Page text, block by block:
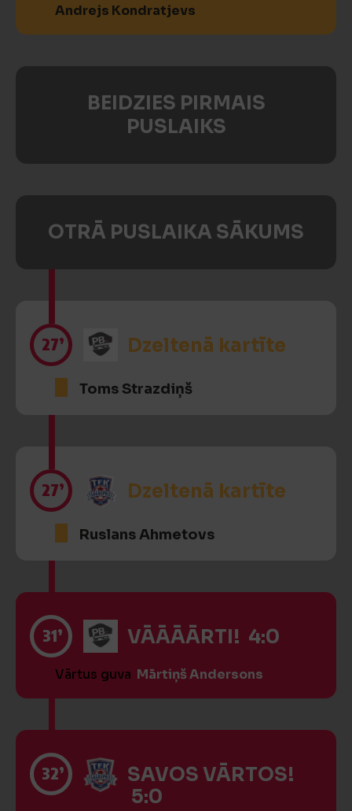
Andrejs Kondratjevs
BEIDZIES PIRMAIS
PUSLAIKS
OTRĀ PUSLAIKA SĀKUMS
27’ Dzeltenā kartīte
Toms Strazdiņš
27’ Dzeltenā kartīte
Ruslans Ahmetovs
31’ VĀĀĀĀRTI! 4:0
Vārtus guva Mārtiņš Andersons
32’
SAVOS VĀRTOS!
5:0